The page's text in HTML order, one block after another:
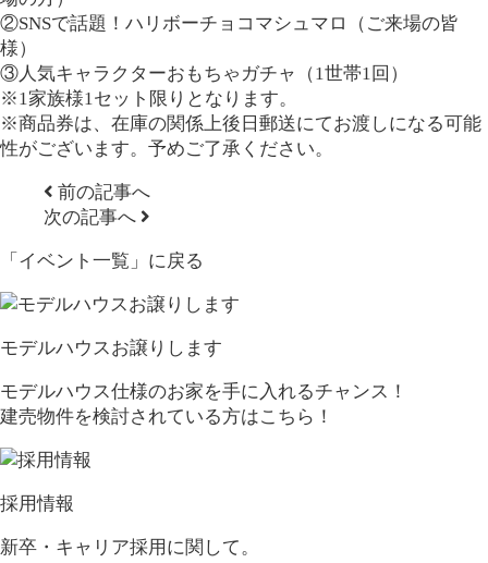
②SNSで話題！ハリボーチョコマシュマロ（ご来場の皆
様）
③人気キャラクターおもちゃガチャ（1世帯1回）
※1家族様1セット限りとなります。
※商品券は、在庫の関係上後日郵送にてお渡しになる可能
性がございます。予めご了承ください。
前の記事へ
次の記事へ
「イベント一覧」 に戻る
モデルハウスお譲りします
モデルハウス仕様のお家を手に入れるチャンス！
建売物件を検討されている方はこちら！
採用情報
新卒・キャリア採用に関して。